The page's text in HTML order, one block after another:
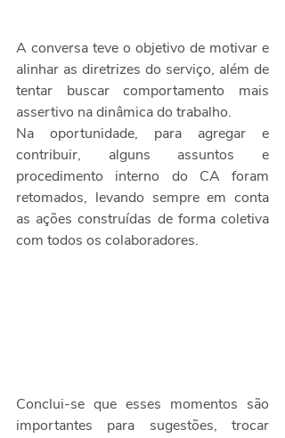
A conversa teve o objetivo de motivar e
alinhar as diretrizes do serviço, além de
tentar buscar comportamento mais
assertivo na dinâmica do trabalho.
Na oportunidade, para agregar e
contribuir, alguns assuntos e
procedimento interno do CA foram
retomados, levando sempre em conta
as ações construídas de forma coletiva
com todos os colaboradores.
Conclui-se que esses momentos são
importantes para sugestões, trocar